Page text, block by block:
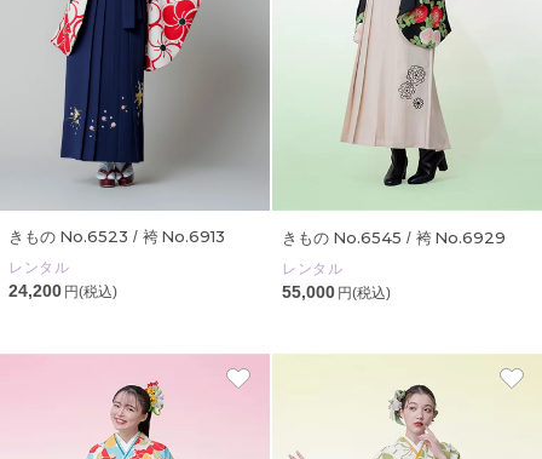
きもの No.6523 / 袴 No.6913
レンタル
24,200 円(税込)
きもの No.6545 / 袴 No.6929
レンタル
55,000 円(税込)